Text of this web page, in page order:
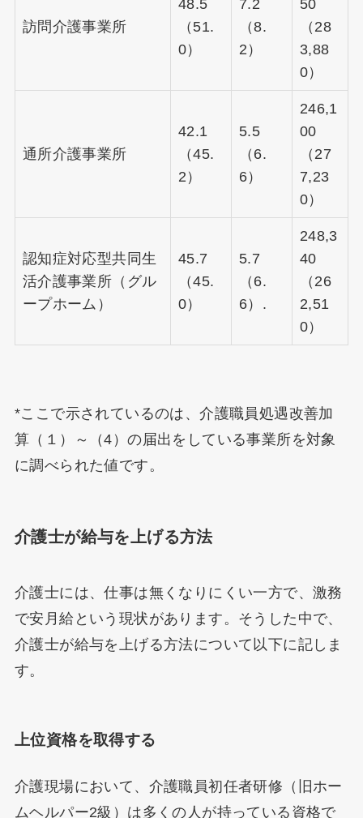
訪問介護事業所
48.5
（51.
0）
7.2
（8.
2）
50
（28
3,88
0）
通所介護事業所
42.1
（45.
2）
5.5
（6.
6）
246,1
00
（27
7,23
0）
認知症対応型共同生
活介護事業所（グル
ープホーム）
45.7
（45.
0）
5.7
（6.
6）.
248,3
40
（26
2,51
0）
*ここで示されているのは、介護職員処遇改善加
算（１）～（4）の届出をしている事業所を対象
に調べられた値です。
介護士が給与を上げる方法
介護士には、仕事は無くなりにくい一方で、激務
で安月給という現状があります。そうした中で、
介護士が給与を上げる方法について以下に記しま
す。
上位資格を取得する
介護現場において、介護職員初任者研修（旧ホー
ムヘルパー2級）は多くの人が持っている資格で